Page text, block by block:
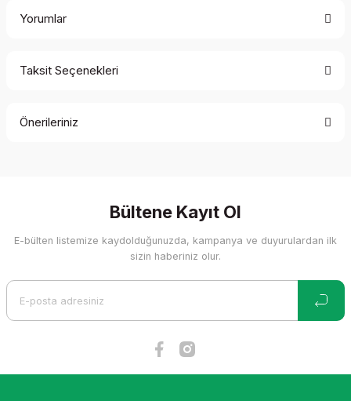
Yorumlar
Taksit Seçenekleri
Önerileriniz
Görüş ve önerileriniz için teşekkür ederiz.
Ürün resmi kalitesiz, bozuk veya görüntülenemiyor.
Bültene Kayıt Ol
E-bülten listemize kaydolduğunuzda, kampanya ve duyurulardan ilk
sizin haberiniz olur.